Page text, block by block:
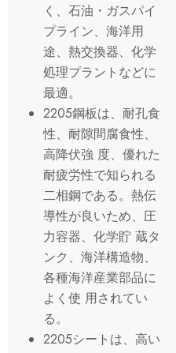
く、石油・ガスパイ
プライン、海洋用
途、熱交換器、化学
処理プラントなどに
最適。
2205鋼板は、耐孔食
性、耐隙間腐食性、
高降伏強 度、優れた
耐疲労性で知られる
二相鋼である。熱伝
導性が良いため、圧
力容器、化学貯 蔵タ
ンク、海洋構造物、
各種海洋産業部品に
よく使 用されてい
る。
2205シートは、高い